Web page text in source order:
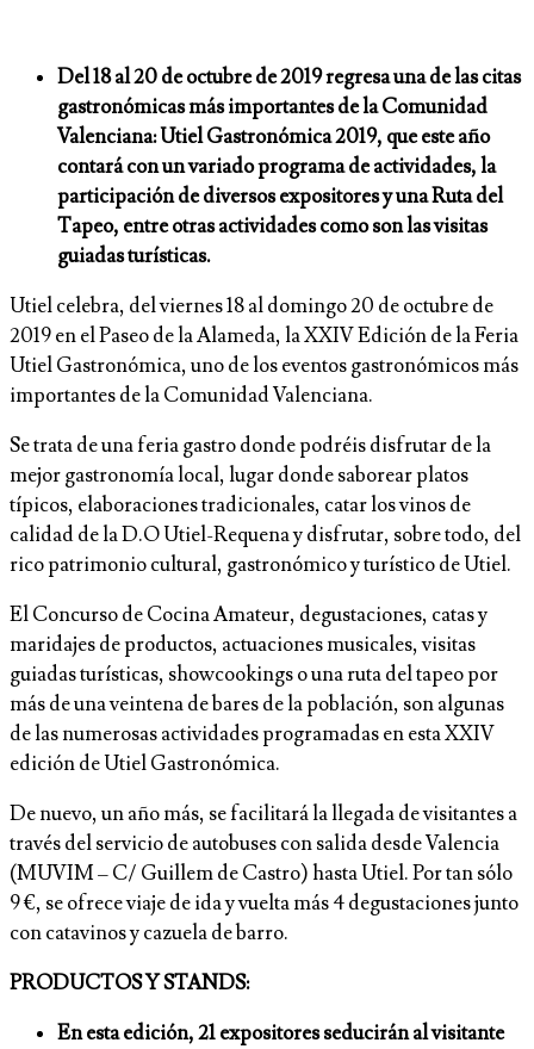
Del 18 al 20 de octubre de 2019 regresa una de las citas
gastronómicas más importantes de la Comunidad
Valenciana: Utiel Gastronómica 2019, que este año
contará con un variado programa de actividades, la
participación de diversos expositores y una Ruta del
Tapeo, entre otras actividades como son las visitas
guiadas turísticas.
Utiel celebra, del viernes 18 al domingo 20 de octubre de
2019 en el Paseo de la Alameda, la XXIV Edición de la Feria
Utiel Gastronómica, uno de los eventos gastronómicos más
importantes de la Comunidad Valenciana.
Se trata de una feria gastro donde podréis disfrutar de la
mejor gastronomía local, lugar donde saborear platos
típicos, elaboraciones tradicionales, catar los vinos de
calidad de la D.O Utiel-Requena y disfrutar, sobre todo, del
rico patrimonio cultural, gastronómico y turístico de Utiel.
El Concurso de Cocina Amateur, degustaciones, catas y
maridajes de productos, actuaciones musicales, visitas
guiadas turísticas, showcookings o una ruta del tapeo por
más de una veintena de bares de la población, son algunas
de las numerosas actividades programadas en esta XXIV
edición de Utiel Gastronómica.
De nuevo, un año más, se facilitará la llegada de visitantes a
través del servicio de autobuses con salida desde Valencia
(MUVIM – C/ Guillem de Castro) hasta Utiel. Por tan sólo
9 €, se ofrece viaje de ida y vuelta más 4 degustaciones junto
con catavinos y cazuela de barro.
PRODUCTOS Y STANDS:
En esta edición, 21 expositores seducirán al visitante